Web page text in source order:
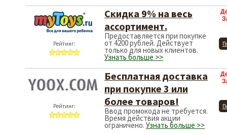
Рейтинг:
Скидка 9% на весь
ассортимент.
Предоставляется при покупке
от 4200 рублей. Действует
только для новых клиентов.
Узнать больше >>
Рейтинг:
Бесплатная доставка
при покупке 3 или
более товаров!
Ввод промокода не требуется.
Время действия акции
ограничено. Узнать больше >>